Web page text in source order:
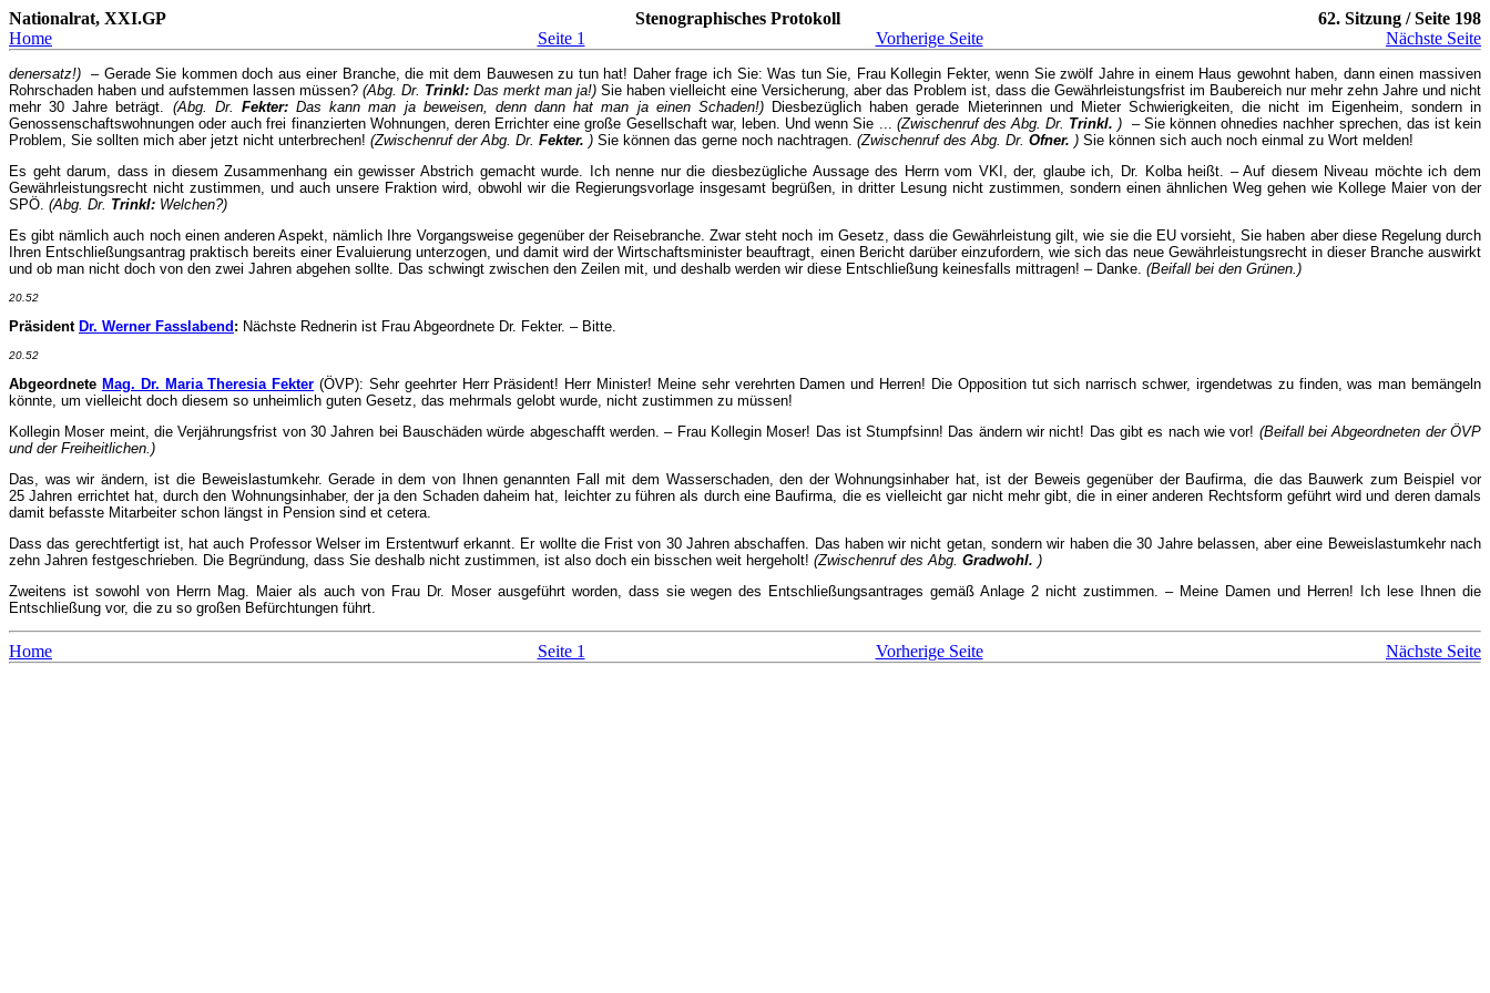
Nationalrat, XXI.GP Stenographisches Protokoll
62. Sitzung / Seite 198
Home
Seite 1 Vorherige Seite Nächste Seite
denersatz!) – Gerade Sie kommen doch aus einer Branche, die mit dem Bauwesen zu tun hat! Daher frage ich Sie: Was tun Sie, Frau Kollegin Fekter, wenn Sie zwölf Jahre in einem Haus gewohnt haben, dann einen massiven
Rohrschaden haben und aufstemmen lassen müssen? (Abg. Dr. Trinkl: Das merkt man ja!) Sie haben vielleicht eine Versicherung, aber das Problem ist, dass die Gewährleistungsfrist im Baubereich nur mehr zehn Jahre und nicht
mehr 30 Jahre beträgt. (Abg. Dr. Fekter: Das kann man ja beweisen, denn dann hat man ja einen Schaden!)Diesbezüglich haben gerade Mieterinnen und Mieter Schwierigkeiten, die nicht im Eigenheim, sondern in
Genossenschaftswohnungen oder auch frei finanzierten Wohnungen, deren Errichter eine große Gesellschaft war, leben. Und wenn Sie ... (Zwischenruf des Abg. Dr. Trinkl. ) – Sie können ohnedies nachher sprechen, das ist kein
Problem, Sie sollten mich aber jetzt nicht unterbrechen! (Zwischenruf der Abg. Dr. Fekter. ) Sie können das gerne noch nachtragen. (Zwischenruf des Abg. Dr. Ofner. ) Sie können sich auch noch einmal zu Wort melden!
Es geht darum, dass in diesem Zusammenhang ein gewisser Abstrich gemacht wurde. Ich nenne nur die diesbezügliche Aussage des Herrn vom VKI, der, glaube ich, Dr. Kolba heißt. – Auf diesem Niveau möchte ich dem
Gewährleistungsrecht nicht zustimmen, und auch unsere Fraktion wird, obwohl wir die Regierungsvorlage insgesamt begrüßen, in dritter Lesung nicht zustimmen, sondern einen ähnlichen Weg gehen wie Kollege Maier von der
SPÖ. (Abg. Dr. Trinkl: Welchen?)
Es gibt nämlich auch noch einen anderen Aspekt, nämlich Ihre Vorgangsweise gegenüber der Reisebranche. Zwar steht noch im Gesetz, dass die Gewährleistung gilt, wie sie die EU vorsieht, Sie haben aber diese Regelung durch
Ihren Entschließungsantrag praktisch bereits einer Evaluierung unterzogen, und damit wird der Wirtschaftsminister beauftragt, einen Bericht darüber einzufordern, wie sich das neue Gewährleistungsrecht in dieser Branche auswirkt
und ob man nicht doch von den zwei Jahren abgehen sollte. Das schwingt zwischen den Zeilen mit, und deshalb werden wir diese Entschließung keinesfalls mittragen! – Danke. (Beifall bei den Grünen.)
20.52
Präsident Dr. Werner Fasslabend : Nächste Rednerin ist Frau Abgeordnete Dr. Fekter. – Bitte.
20.52
Abgeordnete Mag. Dr. Maria Theresia Fekter (ÖVP): Sehr geehrter Herr Präsident! Herr Minister! Meine sehr verehrten Damen und Herren! Die Opposition tut sich narrisch schwer, irgendetwas zu finden, was man bemängeln
könnte, um vielleicht doch diesem so unheimlich guten Gesetz, das mehrmals gelobt wurde, nicht zustimmen zu müssen!
Kollegin Moser meint, die Verjährungsfrist von 30 Jahren bei Bauschäden würde abgeschafft werden. – Frau Kollegin Moser! Das ist Stumpfsinn! Das ändern wir nicht! Das gibt es nach wie vor! (Beifall bei Abgeordneten der ÖVP
und der Freiheitlichen.)
Das, was wir ändern, ist die Beweislastumkehr. Gerade in dem von Ihnen genannten Fall mit dem Wasserschaden, den der Wohnungsinhaber hat, ist der Beweis gegenüber der Baufirma, die das Bauwerk zum Beispiel vor
25 Jahren errichtet hat, durch den Wohnungsinhaber, der ja den Schaden daheim hat, leichter zu führen als durch eine Baufirma, die es vielleicht gar nicht mehr gibt, die in einer anderen Rechtsform geführt wird und deren damals
damit befasste Mitarbeiter schon längst in Pension sind et cetera.
Dass das gerechtfertigt ist, hat auch Professor Welser im Erstentwurf erkannt. Er wollte die Frist von 30 Jahren abschaffen. Das haben wir nicht getan, sondern wir haben die 30 Jahre belassen, aber eine Beweislastumkehr nach
zehn Jahren festgeschrieben. Die Begründung, dass Sie deshalb nicht zustimmen, ist also doch ein bisschen weit hergeholt! (Zwischenruf des Abg. Gradwohl. )
Zweitens ist sowohl von Herrn Mag. Maier als auch von Frau Dr. Moser ausgeführt worden, dass sie wegen des Entschließungsantrages gemäß Anlage 2 nicht zustimmen. – Meine Damen und Herren! Ich lese Ihnen die
Entschließung vor, die zu so großen Befürchtungen führt.
Home Seite 1 Vorherige Seite Nächste Seite